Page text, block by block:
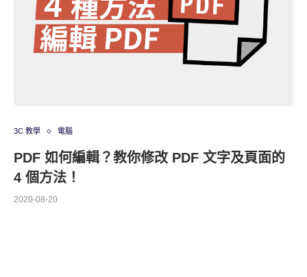
3C 教學 電腦
PDF 如何編輯？教你修改 PDF 文字及頁面的
4 個方法！
2020-08-20